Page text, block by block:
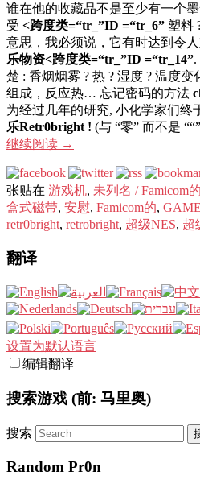
谁在他的收藏品不是至少有一个
受 <跨度类=“tr_”ID =“tr_6” 塑料
意思，我必须说，它有时达到令
乐物资<跨度类=“tr_”ID =“tr_14”.
楚 : 香烟烟雾 ? 热 ? 湿度 ? 温度
组成，反应热… 忘记密码的方法
为经过几年的研究, 小化学家们终
乐Retr0bright ! (与 “零” 而不是
继续阅读 →
张贴在 游戏机, 未列名 / Famicom的
盒式磁带, 安慰, Famicom的,
retr0bright, retrobright, 超级NES, 超
翻译
设置为默认语言
编辑翻译
搜索游戏 (前: 马里奥)
搜索
Random Pr0n